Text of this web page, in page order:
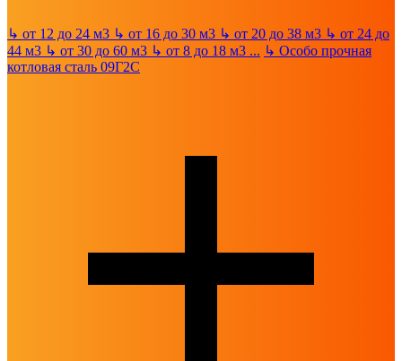
↳ от 12 до 24 м3 ↳ от 16 до 30 м3 ↳ от 20 до 38 м3 ↳ от 24 до
44 м3 ↳ от 30 до 60 м3 ↳ от 8 до 18 м3 ... ↳ Особо прочная
котловая сталь 09Г2С